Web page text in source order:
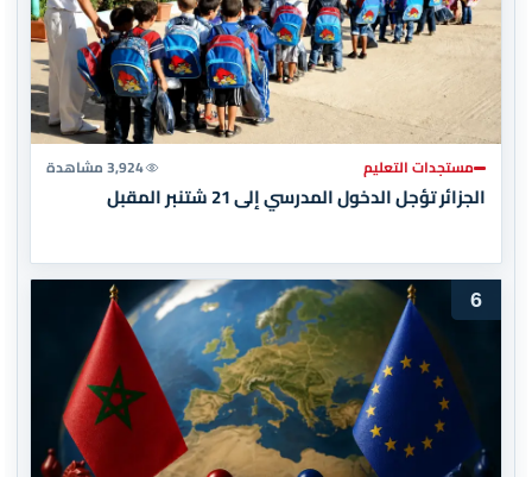
مستجدات التعليم 3,924 مشاهدة
الجزائر تؤجل الدخول المدرسي إلى 21 شتنبر المقبل
6